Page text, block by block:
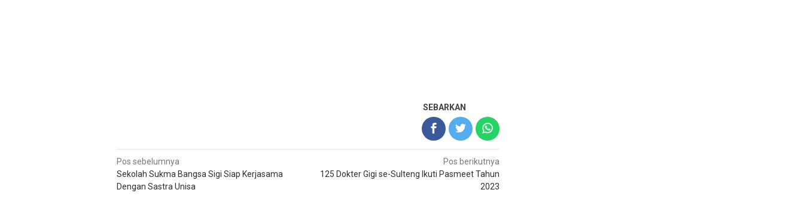
SEBARKAN
Navigasi
pos
Pos sebelumnya
Sekolah Sukma Bangsa Sigi Siap Kerjasama
Dengan Sastra Unisa
Pos berikutnya
125 Dokter Gigi se-Sulteng Ikuti Pasmeet Tahun
2023